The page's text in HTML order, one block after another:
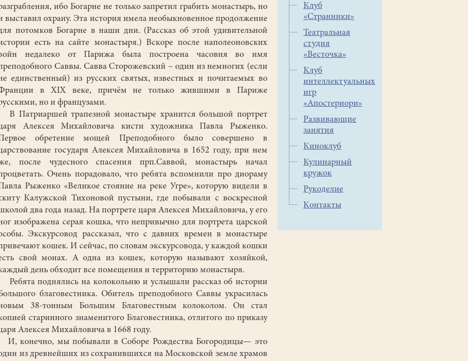
ибо Богарне не только запретил грабить монастырь, но
выставил охрану. Эта история имела необыкновенное продолжение
потомков Богарне в наши дни. (Рассказ об этой удивительной
есть на сайте монастыря.) Вскоре после наполеоновских
недалеко от Парижа была построена часовня во имя
Саввы. Савва Сторожевский – один из немногих (если
единственный) из русских святых, известных и почитаемых во
в XIX веке, причём не только жившими в Париже
но и французами.
В Патриаршей трапезной монастыре хранится большой портрет
Алексея Михайловича кисти художника Павла Рыженко.
обретение мощей Преподобного было совершено в
государя Алексея Михайловича в 1652 году, при нем
после чудесного спасения прп.Саввой, монастырь начал
Очень порадовало, что ребята вспомнили про диораму
Рыженко «Великое стояние на реке Угре», которую видели в
Калужской Тихоновой пустыни, где побывали с воскресной
два года назад. На портрете царя Алексея Михайловича, у его
изображена серая кошка, что непривычно для портрета царской
Экскурсовод рассказал, что с давних времен в монастыре
кошек. И сейчас, по словам экскурсовода, у каждой кошки
свой монах. А одна из кошек, которую называют хозяйкой,
день обходит все помещения и территорию монастыря.
Ребята поднялись на колокольню и услышали рассказ об истории
благовестника. Обитель преподобного Саввы украсилась
38-тонным Большим Благовестным колоколом. Он стал
старинного знаменитого Благовестника, отлитого по приказу
Алексея Михайловича в 1668 году.
И, конечно, мы побывали в Соборе Рождества Богородицы— это
из древнейших из сохранившихся на Московской земле храмов
Клуб
«Странники»
Театральная
студия
«Весточка»
Клуб
интеллектуальных
игр
«Апостериори»
Развивающие
занятия
Киноклуб
Кулинарный
кружок
Рукоделие
Контакты